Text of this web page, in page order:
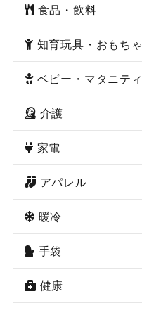
食品・飲料
知育玩具・おもちゃ
ベビー・マタニティ
介護
家電
アパレル
暖冷
手袋
健康